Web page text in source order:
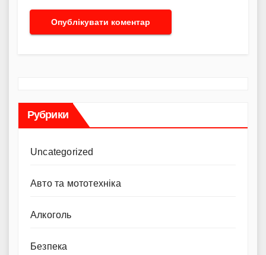
Рубрики
Uncategorized
Авто та мототехніка
Алкоголь
Безпека